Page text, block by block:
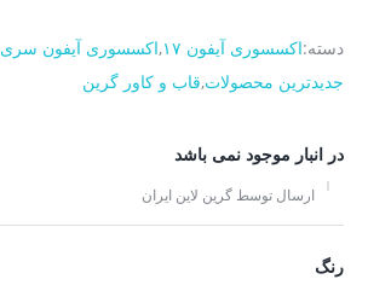
دسته:اکسسوری آیفون ۱۷ ,اکسسوری آیفون سری 17
جدیدترین محصولات,قاب و کاور گرین
در انبار موجود نمی باشد
ارسال توسط گرین لاین ایران
رنگ